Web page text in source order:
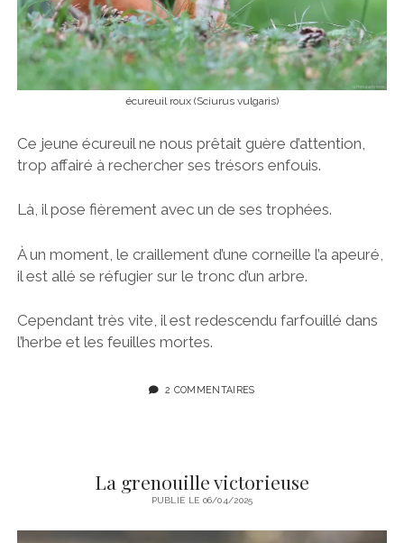
écureuil roux (Sciurus vulgaris)
Ce jeune écureuil ne nous prêtait guère d’attention,
trop affairé à rechercher ses trésors enfouis.
Là, il pose fièrement avec un de ses trophées.
À un moment, le craillement d’une corneille l’a apeuré,
il est allé se réfugier sur le tronc d’un arbre.
Cependant très vite, il est redescendu farfouillé dans
l’herbe et les feuilles mortes.
2 COMMENTAIRES
La grenouille victorieuse
PUBLIÉ LE 06/04/2025